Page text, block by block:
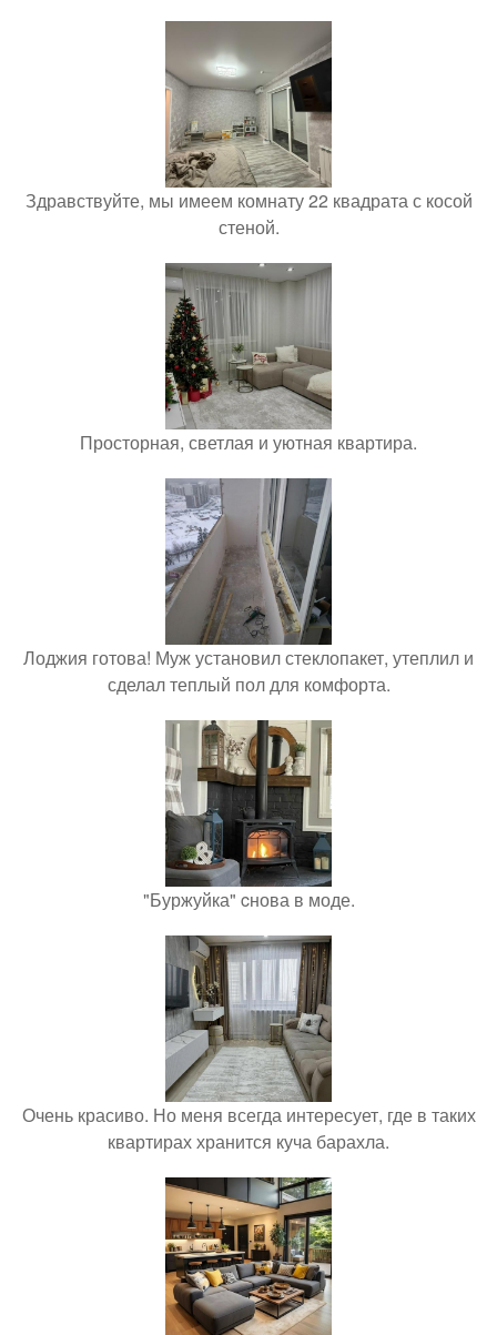
Здравствуйте, мы имеем комнату 22 квадрата с косой
стеной.
Просторная, светлая и уютная квартира.
Лоджия готова! Муж установил стеклопакет, утеплил и
сделал теплый пол для комфорта.
"Буржуйка" cнова в моде.
Очень красиво. Но меня всегда интересует, где в таких
квартирах хранится куча барахла.